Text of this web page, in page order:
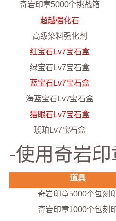
奇岩印章5000个挑战箱
超越强化石
高级染料强化剂
红宝石Lv7宝石盒
绿宝石Lv7宝石盒
蓝宝石Lv7宝石盒
海蓝宝石Lv7宝石盒
猫眼石Lv7宝石盒
琥珀Lv7宝石盒
-使用奇岩
道具
奇岩印章5000个包刻
奇岩印章1000个包刻